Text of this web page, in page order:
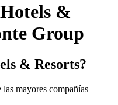
&
Group
& Resorts?
mayores compañías